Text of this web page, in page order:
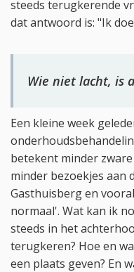
steeds terugkerende
dat antwoord is: "Ik
Wie niet lacht, is
Een kleine week
betekent minder
minder bezoekjes aan
Gasthuisberg en
normaal'. Wat kan ik
steeds in het
terugkeren? Hoe en
een plaats geven? En